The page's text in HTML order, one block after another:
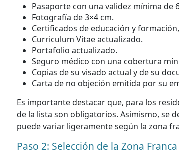
Pasaporte con una validez mínima de
Fotografía de 3×4 cm.
Certificados de educación y
Curriculum Vitae actualizado.
Portafolio actualizado.
Seguro médico con una cobertura
Copias de su visado actual y de su
Carta de no objeción emitida por su
Es importante destacar que, para los
de la lista son obligatorios. Asimismo, se
puede variar ligeramente según la zona
Paso 2: Selección de la Zona